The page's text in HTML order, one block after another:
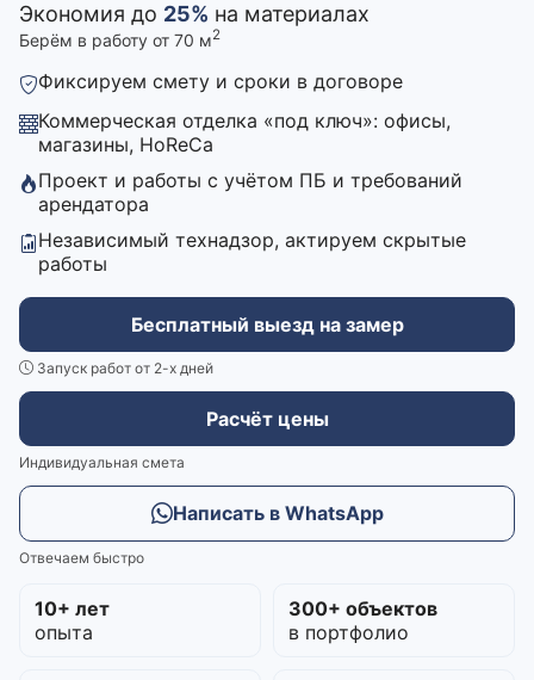
Экономия до 25% на материалах
Берём в работу от 70 м2
Фиксируем смету и сроки в договоре
Коммерческая отделка «под ключ»: офисы,
магазины, HoReCa
Проект и работы с учётом ПБ и требований
арендатора
Независимый технадзор, актируем скрытые
работы
Бесплатный выезд на замер
Запуск работ от 2-х дней
Расчёт цены
Индивидуальная смета
Написать в WhatsApp
Отвечаем быстро
10+ лет
опыта
300+ объектов
в портфолио